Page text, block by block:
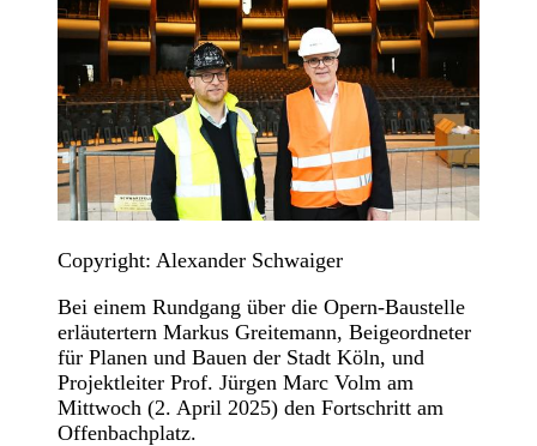
Copyright: Alexander Schwaiger
Bei einem Rundgang über die Opern-Baustelle
erläutertern Markus Greitemann, Beigeordneter
für Planen und Bauen der Stadt Köln, und
Projektleiter Prof. Jürgen Marc Volm am
Mittwoch (2. April 2025) den Fortschritt am
Offenbachplatz.